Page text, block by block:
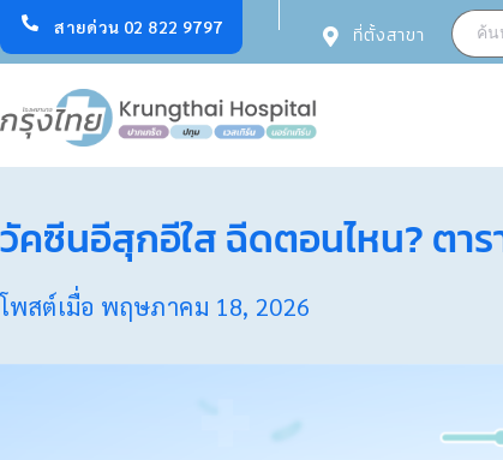
สายด่วน 02 822 9797 ที่ตั้งสาขา
วัคซีนอีสุกอีใส ฉีดตอนไหน? ตา
โพสต์เมื่อ พฤษภาคม 18, 2026